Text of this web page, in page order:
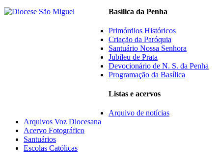
Basílica da Penha
Primórdios Históricos
Criação da Paróquia
Santuário Nossa Senhora
Jubileu de Prata
Devocionário de N. S. da Penha
Programação da Basílica
Listas e acervos
Arquivo de notícias
Arquivos Voz Diocesana
Acervo Fotográfico
Santuários
Escolas Católicas